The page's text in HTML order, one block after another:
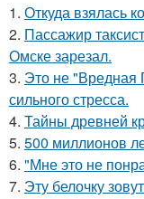
1. Откуда взялась
2. Пассажир
Омске зарезал.
3. Это не "Вредная
сильного стресса.
4. Тайны древней
5. 500 миллионов
6. "Мне это не
7. Эту белочку